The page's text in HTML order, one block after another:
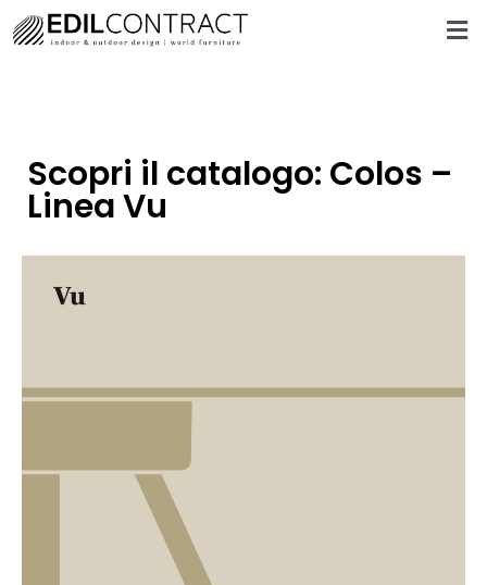
Scopri il catalogo: Colos –
Linea Vu